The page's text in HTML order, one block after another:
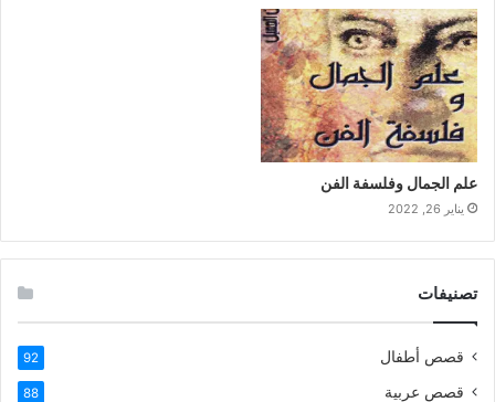
علم الجمال وفلسفة الفن
يناير 26, 2022
تصنيفات
قصص أطفال 92
قصص عربية 88